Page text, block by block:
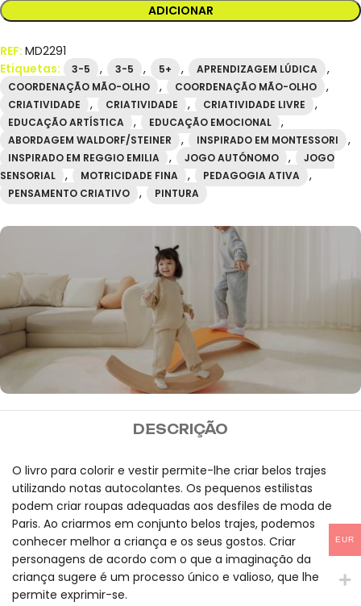
ADICIONAR
REF: MD2291
Etiquetas:
3-5 , 3-5 , 5+ , APRENDIZAGEM LÚDICA ,
COORDENAÇÃO MÃO-OLHO , COORDENAÇÃO MÃO-OLHO ,
CRIATIVIDADE , CRIATIVIDADE , CRIATIVIDADE LIVRE ,
EDUCAÇÃO ARTÍSTICA , EDUCAÇÃO EMOCIONAL ,
ABORDAGEM WALDORF/STEINER , INSPIRADO EM MONTESSORI ,
INSPIRADO EM REGGIO EMILIA , JOGO AUTÓNOMO ,
JOGO
SENSORIAL
, MOTRICIDADE FINA , PEDAGOGIA ATIVA ,
PENSAMENTO CRIATIVO , PINTURA
MIDEER
encomendas superiores a
100 euros.
DESCRIÇÃO
O livro para colorir e vestir permite-lhe criar belos trajes
utilizando notas autocolantes. Os pequenos estilistas
podem criar roupas adequadas aos desfiles de moda de
Paris. Ao criarmos em conjunto belos trajes, podemos
conhecer melhor a criança e os seus gostos. Criar
personagens de acordo com o que a imaginação da
criança sugere é um processo único e valioso, que lhe
permite exprimir-se.
EUR